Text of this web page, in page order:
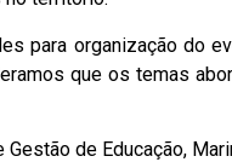
para organização do
que os temas
de Educação,